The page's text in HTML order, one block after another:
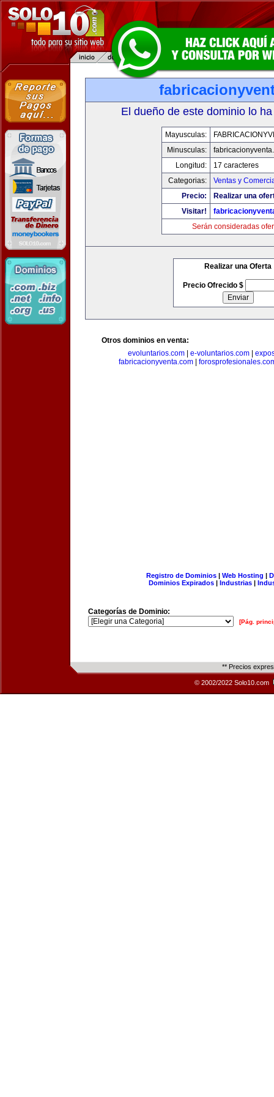
El dueño de este dominio lo
Mayusculas:
Minusculas:
Longitud:
17 caracteres
Categorias:
Ventas y
Precio:
Realizar una
Visitar!
Serán consideradas
Realizar una Oferta
Precio Ofrecido $
Otros dominios en venta:
evoluntarios.com
e-voluntarios.com
fabricacionyventa.com|
Registro de Dominios| Web Hosting |
Dominios Expirados | Industrias |
Categorías de Dominio:
[Pág.
** Precios
© 2002/2022 Solo10.com